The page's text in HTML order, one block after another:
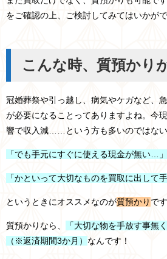
をご確認の上、ご検討してみてはいかが
こんな時、質預かり
冠婚葬祭や引っ越し、病気やケガなど、
が必要になることってありますよね。今
響で収入減……という方も多いのではない
「でも手元にすぐに使える現金が無い…」
「かといって大切なものを買取に出して
というときにオススメなのが質預かり です
質預かりなら、
「大切な物を手放す事無
（※返済期間3か月） なんです！